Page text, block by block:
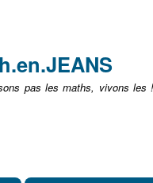
pas les maths, vivons les !